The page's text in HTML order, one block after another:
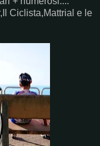
Ciclista,Mattrial e le